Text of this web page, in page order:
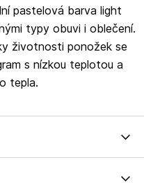
pastelová barva light
typy obuvi i oblečení.
životnosti ponožek se
s nízkou teplotou a
tepla.